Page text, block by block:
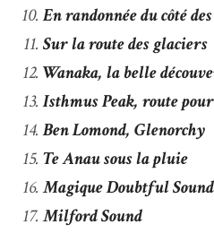
En randonnée du côté
Sur la route des glaciers
Wanaka, la belle
Isthmus Peak, route
Ben Lomond, Glenorchy
Te Anau sous la pluie
Magique Doubtful Sound
Milford Sound